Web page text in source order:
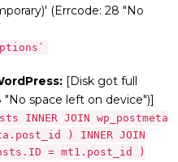
(Errcode: 28 "No
[Disk got full
space left on device")]
INNER JOIN wp_postmeta
) INNER JOIN
= mt1.post_id )